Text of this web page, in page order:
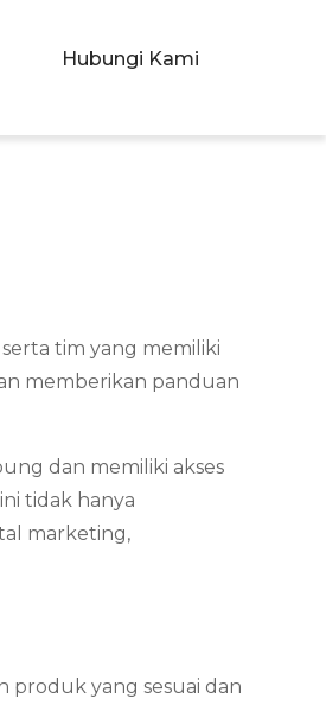
Hubungi Kami
tim yang memiliki
memberikan panduan
dan memiliki akses
tidak hanya
marketing,
produk yang sesuai dan